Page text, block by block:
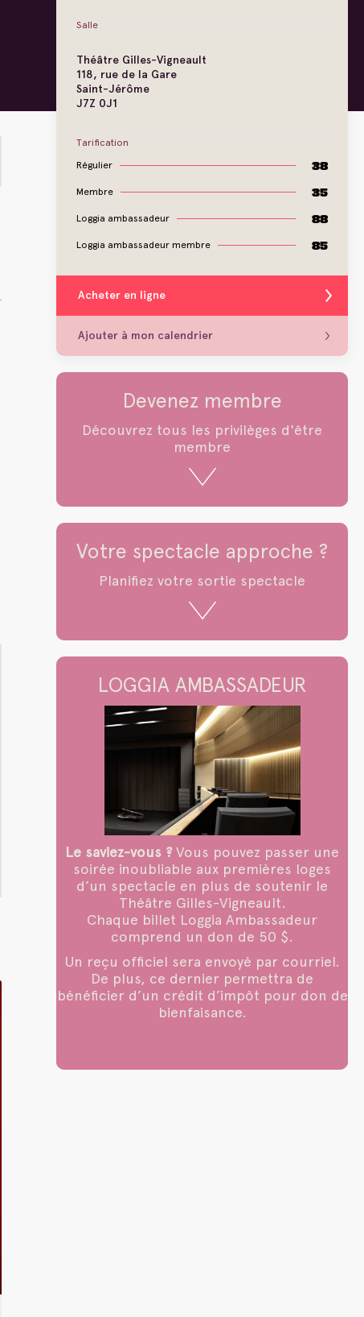
Salle
Théâtre Gilles-Vigneault
118, rue de la Gare
Saint-Jérôme
J7Z 0J1
Tarification
Régulier
38
Membre 35
Loggia ambassadeur 88
Loggia ambassadeur membre 85
Acheter en ligne
Ajouter à mon calendrier
Devenez membre
Découvrez tous les privilèges d'être
membre
Votre spectacle approche ?
Planifiez votre sortie spectacle
LOGGIA AMBASSADEUR
Le saviez-vous ? Vous pouvez passer une
soirée inoubliable aux premières loges
d’un spectacle en plus de soutenir le
Théâtre Gilles-Vigneault.
Chaque billet Loggia Ambassadeur
comprend un don de 50 $.
Un reçu officiel sera envoyé par courriel.
De plus, ce dernier permettra de
bénéficier d’un crédit d’impôt pour don de
bienfaisance.